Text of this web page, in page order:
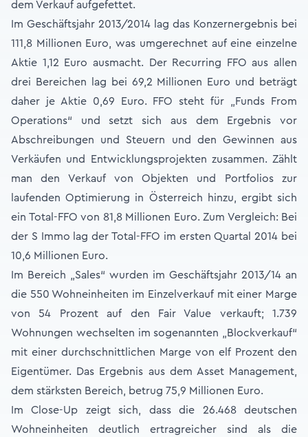
dem Verkauf aufgefettet.
Im Geschäftsjahr 2013/2014 lag das Konzernergebnis bei
111,8 Millionen Euro, was umgerechnet auf eine einzelne
Aktie 1,12 Euro ausmacht. Der Recurring FFO aus allen
drei Bereichen lag bei 69,2 Millionen Euro und beträgt
daher je Aktie 0,69 Euro. FFO steht für „Funds From
Operations“ und setzt sich aus dem Ergebnis vor
Abschreibungen und Steuern und den Gewinnen aus
Verkäufen und Entwicklungsprojekten zusammen. Zählt
man den Verkauf von Objekten und Portfolios zur
laufenden Optimierung in Österreich hinzu, ergibt sich
ein Total-FFO von 81,8 Millionen Euro. Zum Vergleich: Bei
der S Immo lag der Total-FFO im ersten Quartal 2014 bei
10,6 Millionen Euro.
Im Bereich „Sales“ wurden im Geschäftsjahr 2013/14 an
die 550 Wohneinheiten im Einzelverkauf mit einer Marge
von 54 Prozent auf den Fair Value verkauft; 1.739
Wohnungen wechselten im sogenannten „Blockverkauf“
mit einer durchschnittlichen Marge von elf Prozent den
Eigentümer. Das Ergebnis aus dem Asset Management,
dem stärksten Bereich, betrug 75,9 Millionen Euro.
Im Close-Up zeigt sich, dass die 26.468 deutschen
Wohneinheiten deutlich ertragreicher sind als die